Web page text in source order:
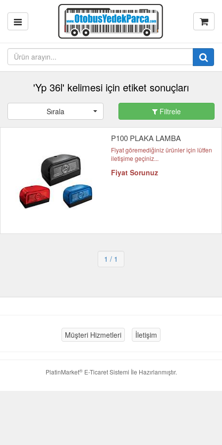
'Yp 36l' kelimesi için etiket sonuçları
Sırala Filtrele
P100 PLAKA LAMBA
Fiyat göremediğiniz ürünler için lütfen
iletişime geçiniz...
Fiyat Sorunuz
1 / 1
Müşteri Hizmetleri İletişim
PlatinMarket®E-Ticaret Sistemi İle Hazırlanmıştır.